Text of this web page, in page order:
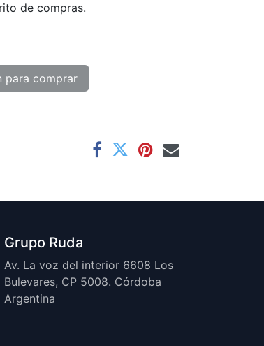
de compras.
para comprar
Grupo Ruda
Av. La voz del interior 6608 Los
Bulevares, CP 5008. Córdoba
Argentina